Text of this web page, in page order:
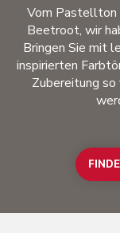
Vom Pastellton
Beetroot, wir
Bringen Sie mit
inspirierten
Zubereitung